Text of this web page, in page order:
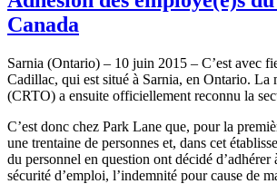
Canada
Sarnia (Ontario) – 10 juin 2015 – C’est avec
Cadillac, qui est situé à Sarnia, en Ontario. La
(CRTO) a ensuite officiellement reconnu la
C’est donc chez Park Lane que, pour la
une trentaine de personnes et, dans cet
du personnel en question ont décidé
sécurité d’emploi, l’indemnité pour cause de